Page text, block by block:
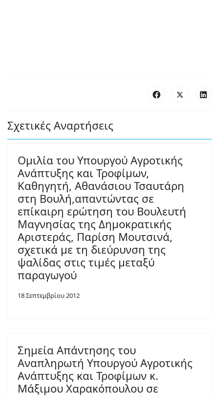
Σχετικές Αναρτήσεις
Ομιλία του Υπουργού Αγροτικής
Ανάπτυξης και Τροφίμων,
Καθηγητή, Αθανάσιου Τσαυτάρη
στη Βουλή,απαντώντας σε
επίκαιρη ερώτηση του Βουλευτή
Μαγνησίας της Δημοκρατικής
Αριστεράς, Παρίση Μουτσινά,
σχετικά με τη διεύρυνση της
ψαλίδας στις τιμές μεταξύ
παραγωγού
18 Σεπτεμβρίου 2012
Σημεία Απάντησης του
Αναπληρωτή Υπουργού Αγροτικής
Ανάπτυξης και Τροφίμων κ.
Μάξιμου Χαρακόπουλου σε